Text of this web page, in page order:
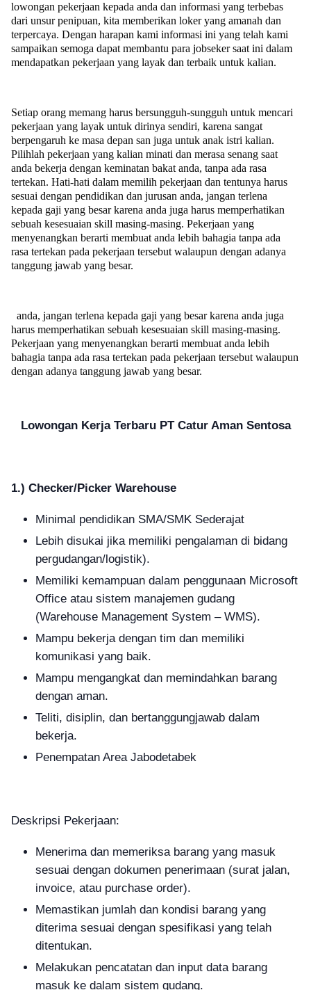
lowongan pekerjaan kepada anda dan informasi yang terbebas
dari unsur penipuan, kita memberikan loker yang amanah dan
terpercaya. Dengan harapan kami informasi ini yang telah kami
sampaikan semoga dapat membantu para jobseker saat ini dalam
mendapatkan pekerjaan yang layak dan terbaik untuk kalian.
Setiap orang memang harus bersungguh-sungguh untuk mencari
pekerjaan yang layak untuk dirinya sendiri, karena sangat
berpengaruh ke masa depan san juga untuk anak istri kalian.
Pilihlah pekerjaan yang kalian minati dan merasa senang saat
anda bekerja dengan keminatan bakat anda, tanpa ada rasa
tertekan. Hati-hati dalam memilih pekerjaan dan tentunya harus
sesuai dengan pendidikan dan jurusan anda, jangan terlena
kepada gaji yang besar karena anda juga harus memperhatikan
sebuah kesesuaian skill masing-masing. Pekerjaan yang
menyenangkan berarti membuat anda lebih bahagia tanpa ada
rasa tertekan pada pekerjaan tersebut walaupun dengan adanya
tanggung jawab yang besar.
anda, jangan terlena kepada gaji yang besar karena anda juga
harus memperhatikan sebuah kesesuaian skill masing-masing.
Pekerjaan yang menyenangkan berarti membuat anda lebih
bahagia tanpa ada rasa tertekan pada pekerjaan tersebut walaupun
dengan adanya tanggung jawab yang besar.
Lowongan Kerja Terbaru PT Catur Aman Sentosa
1.) Checker/Picker Warehouse
Minimal pendidikan SMA/SMK Sederajat
Lebih disukai jika memiliki pengalaman di bidang
pergudangan/logistik).
Memiliki kemampuan dalam penggunaan Microsoft
Office atau sistem manajemen gudang
(Warehouse Management System – WMS).
Mampu bekerja dengan tim dan memiliki
komunikasi yang baik.
Mampu mengangkat dan memindahkan barang
dengan aman.
Teliti, disiplin, dan bertanggungjawab dalam
bekerja.
Penempatan Area Jabodetabek
Deskripsi Pekerjaan:
Menerima dan memeriksa barang yang masuk
sesuai dengan dokumen penerimaan (surat jalan,
invoice, atau purchase order).
Memastikan jumlah dan kondisi barang yang
diterima sesuai dengan spesifikasi yang telah
ditentukan.
Melakukan pencatatan dan input data barang
masuk ke dalam sistem gudang.